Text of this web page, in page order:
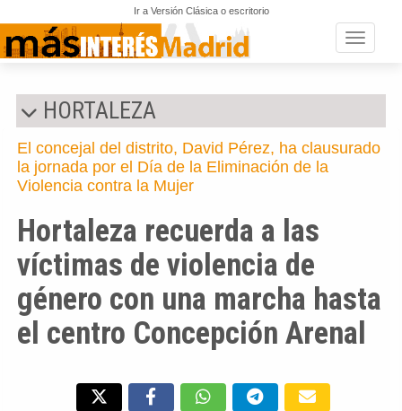
Ir a Versión Clásica o escritorio
Toggle
HORTALEZA
El concejal del distrito, David Pérez, ha clausurado
la jornada por el Día de la Eliminación de la
Violencia contra la Mujer
Hortaleza recuerda a las
víctimas de violencia de
género con una marcha hasta
el centro Concepción Arenal